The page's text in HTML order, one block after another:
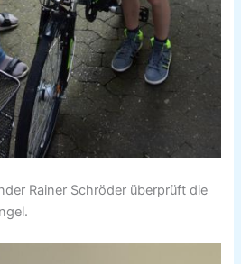
Rainer Schröder überprüft die